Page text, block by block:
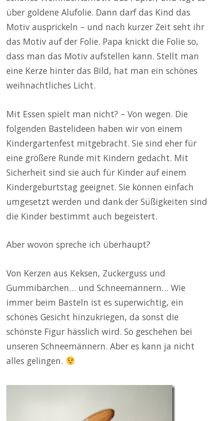
über goldene Alufolie. Dann darf das Kind das
Motiv ausprickeln – und nach kurzer Zeit seht ihr
das Motiv auf der Folie. Papa knickt die Folie so,
dass man das Motiv aufstellen kann. Stellt man
eine Kerze hinter das Bild, hat man ein schönes
weihnachtliches Licht.
Mit Essen spielt man nicht? – Von wegen. Die
folgenden Bastelideen haben wir von einem
Kindergartenfest mitgebracht. Sie sind eher für
eine größere Runde mit Kindern gedacht. Mit
Sicherheit sind sie auch für Kinder auf einem
Kindergeburtstag geeignet. Sie können einfach
umgesetzt werden und dank der Süßigkeiten sind
die Kinder bestimmt auch begeistert.
Aber wovon spreche ich überhaupt?
Von Kerzen aus Keksen, Zuckerguss und
Gummibärchen… und Schneemännern… Wie
immer beim Basteln ist es superwichtig, ein
schönes Gesicht hinzukriegen, da sonst die
schönste Figur hässlich wird. So geschehen bei
unseren Schneemännern. Aber es kann ja nicht
alles gelingen.